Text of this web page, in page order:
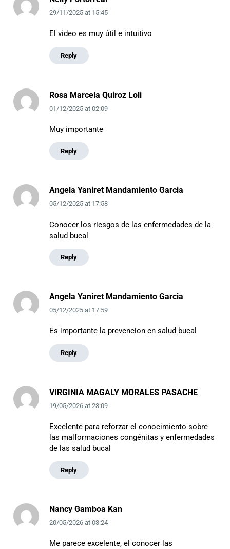
29/11/2025at 15:45
El video es muy útil e intuitivo
Reply
Rosa Marcela Quiroz Loli
01/12/2025at 02:09
Muy importante
Reply
Angela Yaniret Mandamiento Garcia
05/12/2025at 17:58
Conocer los riesgos de las enfermedades de la
salud bucal
Reply
Angela Yaniret Mandamiento Garcia
05/12/2025at 17:59
Es importante la prevencion en salud bucal
Reply
VIRGINIA MAGALY MORALES PASACHE
19/05/2026at 23:09
Excelente para reforzar el conocimiento sobre
las malformaciones congénitas y enfermedades
de las salud bucal
Reply
Nancy Gamboa Kan
20/05/2026at 03:24
Me parece excelente, el conocer las